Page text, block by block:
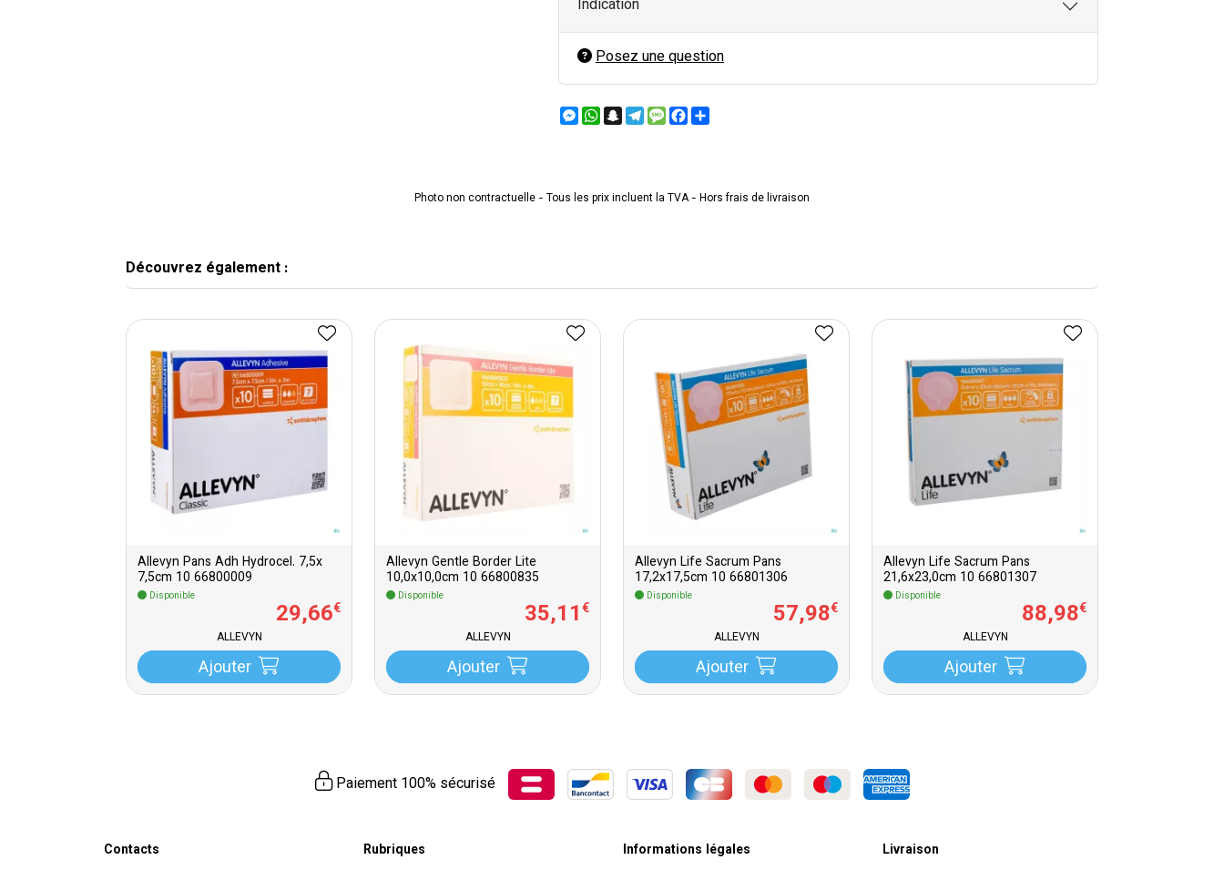
Indication
Posez une question
Messenger
WhatsApp
Snapchat
Telegram
MessageFacebook
Photo non contractuelle - Tous les prix incluent la TVA - Hors frais de livraison
Découvrez également :
Allevyn Pans Adh Hydrocel. 7,5x
7,5cm 10 66800009
Disponible
29,66€
ALLEVYN
Ajouter
Allevyn Gentle Border Lite
10,0x10,0cm 10 66800835
Disponible
35,11€
ALLEVYN
Ajouter
Allevyn Life Sacrum Pans
17,2x17,5cm 10 66801306
Disponible
57,98€
ALLEVYN
Ajouter
Allevyn Life Sacrum Pans
21,6x23,0cm 10 66801307
Disponible
88,98€
ALLEVYN
Ajouter
Paiement 100% sécurisé
Contacts Rubriques Informations légales Livraison